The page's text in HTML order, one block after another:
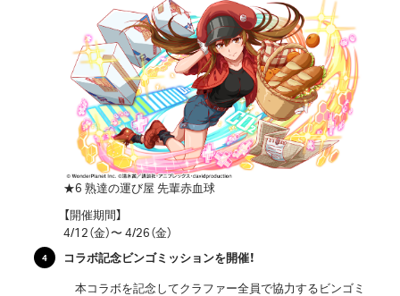
★6 熟達の運び屋 先輩赤血球
【開催期間】
4/12（金）〜 4/26（金）
コラボ記念ビンゴミッションを開催！
本コラボを記念してクラファー全員で協力するビンゴミ